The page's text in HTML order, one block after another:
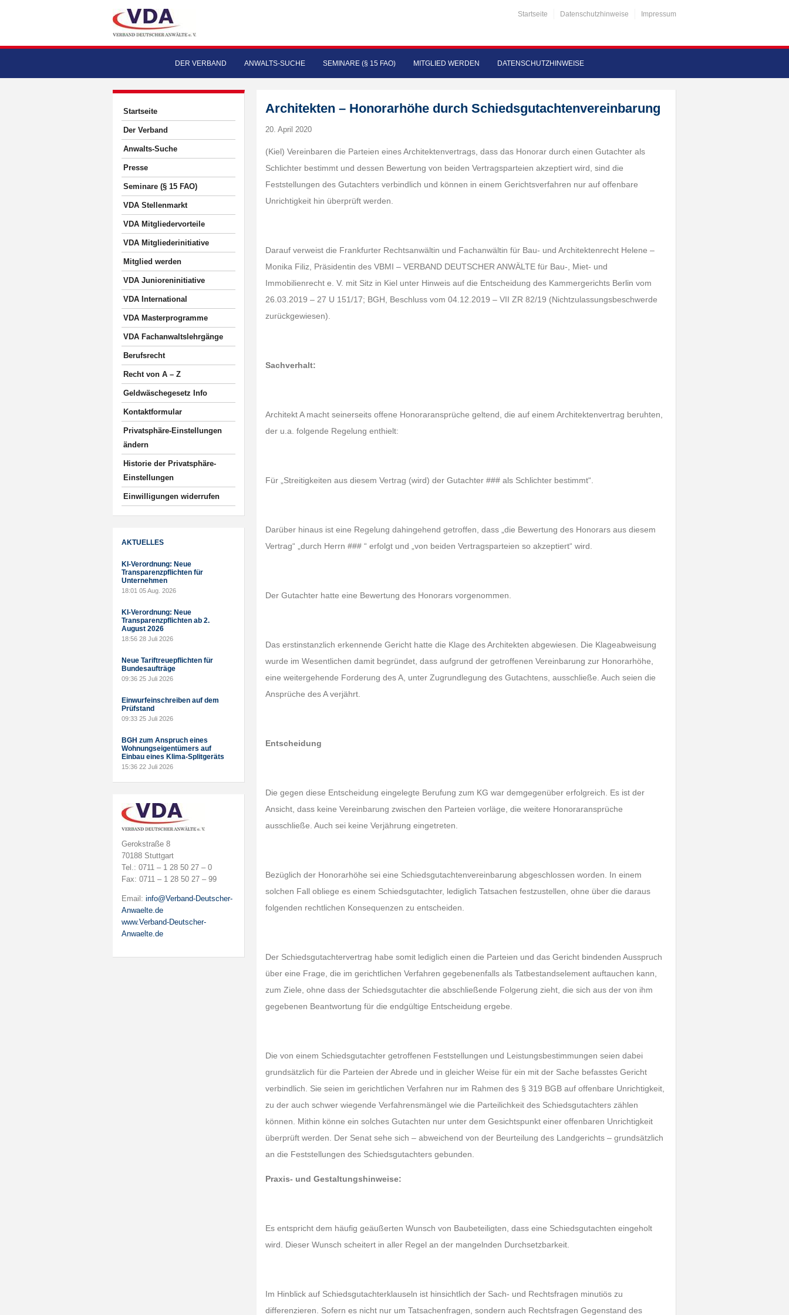
Startseite Datenschutzhinweise Impressum
DER VERBAND ANWALTS-SUCHE SEMINARE (§ 15 FAO) MITGLIED WERDEN DATENSCHUTZHINWEISE
Startseite
Der Verband
Anwalts-Suche
Presse
Seminare (§ 15 FAO)
VDA Stellenmarkt
VDA Mitgliedervorteile
VDA Mitgliederinitiative
Mitglied werden
VDA Junioreninitiative
VDA International
VDA Masterprogramme
VDA Fachanwaltslehrgänge
Berufsrecht
Recht von A – Z
Geldwäschegesetz Info
Kontaktformular
Privatsphäre-Einstellungen
ändern
Historie der Privatsphäre-
Einstellungen
Einwilligungen widerrufen
AKTUELLES
KI-Verordnung: Neue
Transparenzpflichten für
Unternehmen
18:01 05 Aug. 2026
KI-Verordnung: Neue
Transparenzpflichten ab 2.
August 2026
18:56 28 Juli 2026
Neue Tariftreuepflichten für
Bundesaufträge
09:36 25 Juli 2026
Einwurfeinschreiben auf dem
Prüfstand
09:33 25 Juli 2026
BGH zum Anspruch eines
Wohnungseigentümers auf
Einbau eines Klima-Splitgeräts
15:36 22 Juli 2026
Gerokstraße 8
70188 Stuttgart
Tel.: 0711 – 1 28 50 27 – 0
Fax: 0711 – 1 28 50 27 – 99
Email: info@Verband-Deutscher-
Anwaelte.de
www.Verband-Deutscher-
Anwaelte.de
Architekten – Honorarhöhe durch Schiedsgutachtenvereinbarung
20. April 2020
(Kiel) Vereinbaren die Parteien eines Architektenvertrags, dass das Honorar durch einen Gutachter als
Schlichter bestimmt und dessen Bewertung von beiden Vertragsparteien akzeptiert wird, sind die
Feststellungen des Gutachters verbindlich und können in einem Gerichtsverfahren nur auf offenbare
Unrichtigkeit hin überprüft werden.
Darauf verweist die Frankfurter Rechtsanwältin und Fachanwältin für Bau- und Architektenrecht Helene –
Monika Filiz, Präsidentin des VBMI – VERBAND DEUTSCHER ANWÄLTE für Bau-, Miet- und
Immobilienrecht e. V. mit Sitz in Kiel unter Hinweis auf die Entscheidung des Kammergerichts Berlin vom
26.03.2019 – 27 U 151/17; BGH, Beschluss vom 04.12.2019 – VII ZR 82/19 (Nichtzulassungsbeschwerde
zurückgewiesen).
Sachverhalt:
Architekt A macht seinerseits offene Honoraransprüche geltend, die auf einem Architektenvertrag beruhten,
der u.a. folgende Regelung enthielt:
Für „Streitigkeiten aus diesem Vertrag (wird) der Gutachter ### als Schlichter bestimmt“.
Darüber hinaus ist eine Regelung dahingehend getroffen, dass „die Bewertung des Honorars aus diesem
Vertrag“ „durch Herrn ### “ erfolgt und „von beiden Vertragsparteien so akzeptiert“ wird.
Der Gutachter hatte eine Bewertung des Honorars vorgenommen.
Das erstinstanzlich erkennende Gericht hatte die Klage des Architekten abgewiesen. Die Klageabweisung
wurde im Wesentlichen damit begründet, dass aufgrund der getroffenen Vereinbarung zur Honorarhöhe,
eine weitergehende Forderung des A, unter Zugrundlegung des Gutachtens, ausschließe. Auch seien die
Ansprüche des A verjährt.
Entscheidung
Die gegen diese Entscheidung eingelegte Berufung zum KG war demgegenüber erfolgreich. Es ist der
Ansicht, dass keine Vereinbarung zwischen den Parteien vorläge, die weitere Honoraransprüche
ausschließe. Auch sei keine Verjährung eingetreten.
Bezüglich der Honorarhöhe sei eine Schiedsgutachtenvereinbarung abgeschlossen worden. In einem
solchen Fall obliege es einem Schiedsgutachter, lediglich Tatsachen festzustellen, ohne über die daraus
folgenden rechtlichen Konsequenzen zu entscheiden.
Der Schiedsgutachtervertrag habe somit lediglich einen die Parteien und das Gericht bindenden Ausspruch
über eine Frage, die im gerichtlichen Verfahren gegebenenfalls als Tatbestandselement auftauchen kann,
zum Ziele, ohne dass der Schiedsgutachter die abschließende Folgerung zieht, die sich aus der von ihm
gegebenen Beantwortung für die endgültige Entscheidung ergebe.
Die von einem Schiedsgutachter getroffenen Feststellungen und Leistungsbestimmungen seien dabei
grundsätzlich für die Parteien der Abrede und in gleicher Weise für ein mit der Sache befasstes Gericht
verbindlich. Sie seien im gerichtlichen Verfahren nur im Rahmen des § 319 BGB auf offenbare Unrichtigkeit,
zu der auch schwer wiegende Verfahrensmängel wie die Parteilichkeit des Schiedsgutachters zählen
können. Mithin könne ein solches Gutachten nur unter dem Gesichtspunkt einer offenbaren Unrichtigkeit
überprüft werden. Der Senat sehe sich – abweichend von der Beurteilung des Landgerichts – grundsätzlich
an die Feststellungen des Schiedsgutachters gebunden.
Praxis- und Gestaltungshinweise:
Es entspricht dem häufig geäußerten Wunsch von Baubeteiligten, dass eine Schiedsgutachten eingeholt
wird. Dieser Wunsch scheitert in aller Regel an der mangelnden Durchsetzbarkeit.
Im Hinblick auf Schiedsgutachterklauseln ist hinsichtlich der Sach- und Rechtsfragen minutiös zu
differenzieren. Sofern es nicht nur um Tatsachenfragen, sondern auch Rechtsfragen Gegenstand des